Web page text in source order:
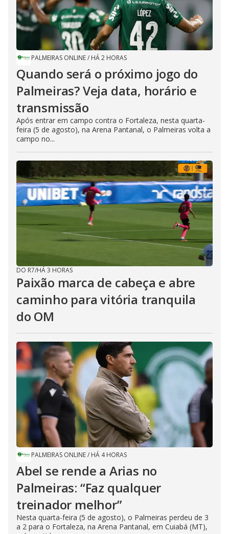
PALMEIRAS ONLINE/ HÁ 2 HORAS
Quando será o próximo jogo do
Palmeiras? Veja data, horário e
transmissão
Após entrar em campo contra o Fortaleza, nesta quarta-
feira (5 de agosto), na Arena Pantanal, o Palmeiras volta a
campo no...
DO R7/HÁ 3 HORAS
Paixão marca de cabeça e abre
caminho para vitória tranquila
do OM
PALMEIRAS ONLINE/ HÁ 4 HORAS
Abel se rende a Arias no
Palmeiras: “Faz qualquer
treinador melhor”
Nesta quarta-feira (5 de agosto), o Palmeiras perdeu de 3
a 2 para o Fortaleza, na Arena Pantanal, em Cuiabá (MT),